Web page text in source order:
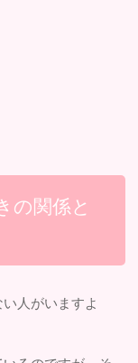
の関係と
人がいますよ